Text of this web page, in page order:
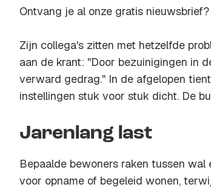
Ontvang je al onze gratis nieuwsbrief?
Zijn collega's zitten met hetzelfde
aan de krant: ''Door bezuinigingen in
verward gedrag.'' In de afgelopen
instellingen stuk voor stuk dicht. De
Jarenlang last
Bepaalde bewoners raken tussen wal
voor opname of begeleid wonen,